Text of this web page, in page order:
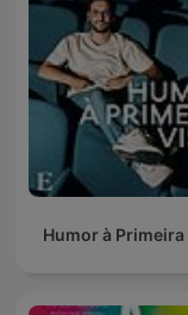
Humor à Primeira